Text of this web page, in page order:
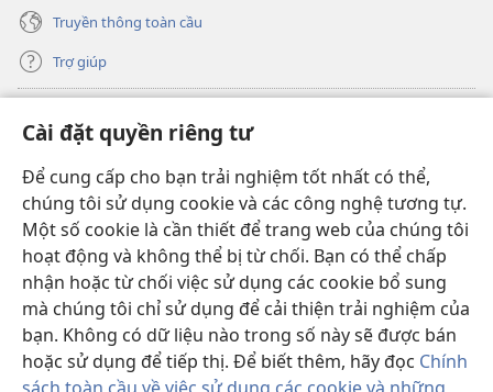
Cài đặt quyền riêng tư
Để cung cấp cho bạn trải nghiệm tốt nhất có thể,
chúng tôi sử dụng cookie và các công nghệ tương tự.
Một số cookie là cần thiết để trang web của chúng tôi
hoạt động và không thể bị từ chối. Bạn có thể chấp
nhận hoặc từ chối việc sử dụng các cookie bổ sung
mà chúng tôi chỉ sử dụng để cải thiện trải nghiệm của
bạn. Không có dữ liệu nào trong số này sẽ được bán
hoặc sử dụng để tiếp thị. Để biết thêm, hãy đọc Chính
Truyền thông toàn cầu
Trợ giúp
(mở
cửa
sổ
mới)
THƯ VIỆN TRỰC TUYẾN Tháp Canh
(mở
cửa
sổ
mới)
JW Hub ®
(mở
cửa
sổ
mới)
JW Library
Thư viện Tháp Canh